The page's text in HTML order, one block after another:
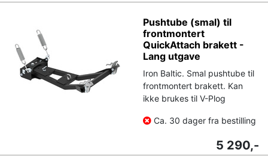
Pushtube (smal) til
frontmontert
QuickAttach brakett -
Lang utgave
Iron Baltic. Smal pushtube til
frontmontert brakett. Kan
ikke brukes til V-Plog
Ca. 30 dager fra bestilling
5 290,-